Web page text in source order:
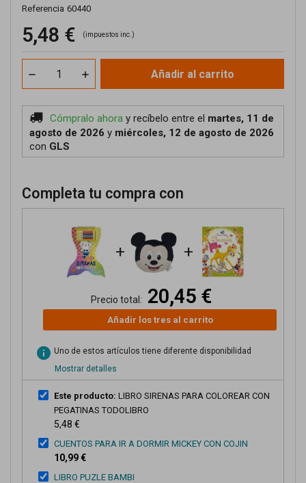
Referencia 60440
5,48 € (impuestos inc.)
Añadir al carrito
Cómpralo ahora y recíbelo entre el martes, 11 de
agosto de 2026 y miércoles, 12 de agosto de 2026
con GLS
Completa tu compra con
+ +
Precio total: 20,45 €
Añadir los tres al carrito
info Uno de estos artículos tiene diferente disponibilidad
Mostrar detalles
Este producto: LIBRO SIRENAS PARA COLOREAR CON
PEGATINAS TODOLIBRO
5,48 €
CUENTOS PARA IR A DORMIR MICKEY CON COJIN
10,99 €
LIBRO PUZLE BAMBI